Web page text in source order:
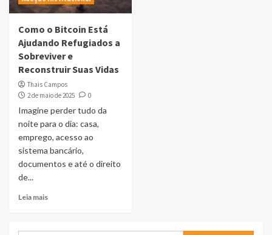
Como o Bitcoin Está
Ajudando Refugiados a
Sobreviver e
Reconstruir Suas Vidas
Thais Campos
2 de maio de 2025
0
Imagine perder tudo da
noite para o dia: casa,
emprego, acesso ao
sistema bancário,
documentos e até o direito
de...
Leia mais